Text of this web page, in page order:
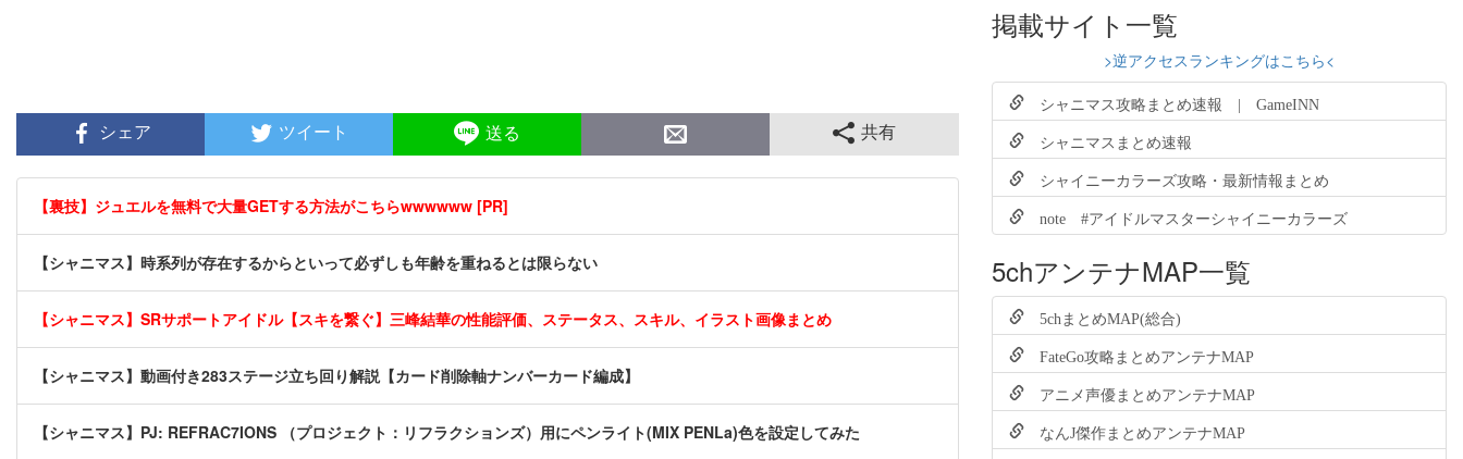
シェア ツイート 送る 共有
【裏技】ジュエルを無料で大量GETする方法がこちらwwwwww [PR]
【シャニマス】時系列が存在するからといって必ずしも年齢を重ねるとは限らない
【シャニマス】SRサポートアイドル【スキを繋ぐ】三峰結華の性能評価、ステータス、スキル、イラスト画像まとめ
【シャニマス】動画付き283ステージ立ち回り解説【カード削除軸ナンバーカード編成】
【シャニマス】PJ: REFRAC7IONS （プロジェクト：リフラクションズ）用にペンライト(MIX PENLa)色を設定してみた
掲載サイト一覧
>逆アクセスランキングはこちら<
シャニマス攻略まとめ速報 | GameINN
シャニマスまとめ速報
シャイニーカラーズ攻略・最新情報まとめ
note #アイドルマスターシャイニーカラーズ
5chアンテナMAP一覧
5chまとめMAP(総合)
FateGo攻略まとめアンテナMAP
アニメ声優まとめアンテナMAP
なんJ傑作まとめアンテナMAP